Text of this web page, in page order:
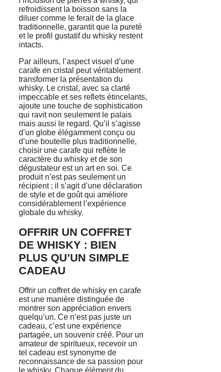
refroidissent la boisson sans la
diluer comme le ferait de la glace
traditionnelle, garantit que la pureté
et le profil gustatif du whisky restent
intacts.
Par ailleurs, l’aspect visuel d’une
carafe en cristal peut véritablement
transformer la présentation du
whisky. Le cristal, avec sa clarté
impeccable et ses reflets étincelants,
ajoute une touche de sophistication
qui ravit non seulement le palais
mais aussi le regard. Qu’il s’agisse
d’un globe élégamment conçu ou
d’une bouteille plus traditionnelle,
choisir une carafe qui reflète le
caractère du whisky et de son
dégustateur est un art en soi. Ce
produit n’est pas seulement un
récipient ; il s’agit d’une déclaration
de style et de goût qui améliore
considérablement l’expérience
globale du whisky.
OFFRIR UN COFFRET
DE WHISKY : BIEN
PLUS QU’UN SIMPLE
CADEAU
Offrir un coffret de whisky en carafe
est une manière distinguée de
montrer son appréciation envers
quelqu’un. Ce n’est pas juste un
cadeau, c’est une expérience
partagée, un souvenir créé. Pour un
amateur de spiritueux, recevoir un
tel cadeau est synonyme de
reconnaissance de sa passion pour
le whisky. Chaque élément du